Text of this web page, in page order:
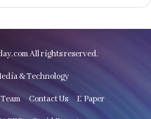
All rights reserved.
& Technology
Contact Us E Paper